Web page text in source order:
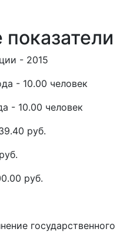
- 2015
- 10.00 человек
- 10.00 человек
руб.
руб.
государственного